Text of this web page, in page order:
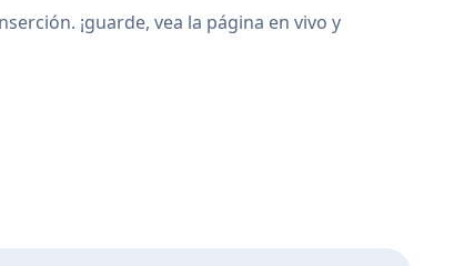
¡guarde, vea la página en vivo y